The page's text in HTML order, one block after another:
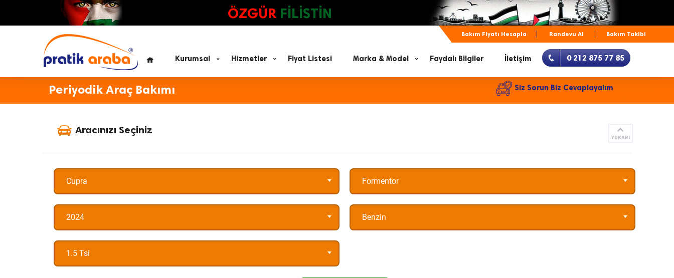
ÖZGÜR FİLİSTİN
Bakım Fiyatı Hesapla Randevu Al Bakım Takibi
Kurumsal Hizmetler Fiyat Listesi Marka & Model Faydalı Bilgiler İletişim 0 212 875 77 85
Periyodik Araç Bakımı Siz Sorun Biz Cevaplayalım
Aracınızı Seçiniz
YUKARI
Cupra Formentor
2024 Benzin
1.5 Tsi